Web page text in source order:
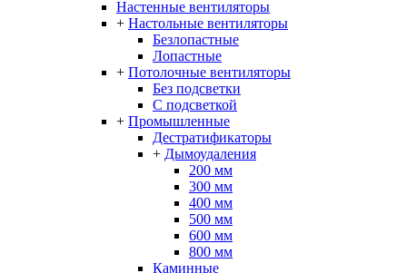
Настенные вентиляторы
+ Настольные вентиляторы
Безлопастные
Лопастные
+ Потолочные вентиляторы
Без подсветки
С подсветкой
+ Промышленные
Дестратификаторы
+ Дымоудаления
200 мм
300 мм
400 мм
500 мм
600 мм
800 мм
Каминные